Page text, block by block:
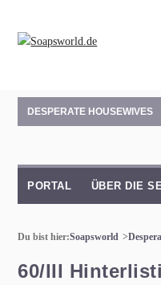
DESPERATE HOUSEWIVES
PORTAL ÜBER DIE
Du bist hier:Soapsworld
60/III